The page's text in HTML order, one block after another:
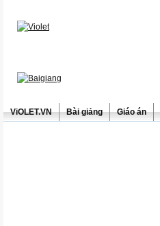
ViOLET.VN Bài giảng Giáo án